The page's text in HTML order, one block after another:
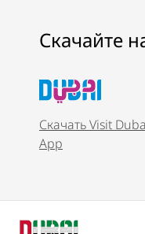
Скачайте
Скачать Visit
App